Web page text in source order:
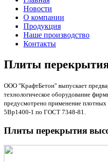
Новости
О компании
Продукция
Наше производство
Контакты
Плиты
ООО "КрафтБетон" выпускает
технологическое оборудование
предусмотрено применение
5Вр1400-1 по ГОСТ 7348-81.
Плиты перекрытия